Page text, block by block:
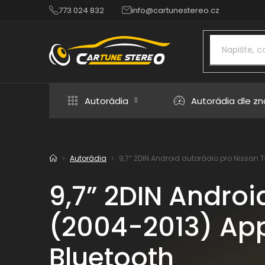
773 024 832 info@cartunestereo.cz
Autorádia Autorádia dle
DomůAutorádia 9,7” 2DIN Android autorádio pro Nissan
9,7” 2DIN
(2004-2013)
Bluetooth